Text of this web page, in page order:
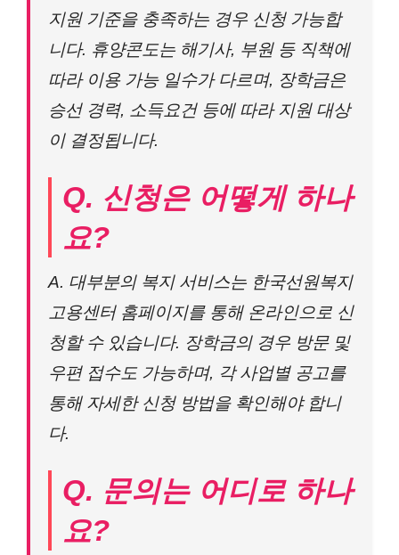
지원 기준을 충족하는 경우 신청 가능합
니다. 휴양콘도는 해기사, 부원 등 직책에
따라 이용 가능 일수가 다르며, 장학금은
승선 경력, 소득요건 등에 따라 지원 대상
이 결정됩니다.
Q. 신청은 어떻게 하나
요?
A. 대부분의 복지 서비스는 한국선원복지
고용센터 홈페이지를 통해 온라인으로 신
청할 수 있습니다. 장학금의 경우 방문 및
우편 접수도 가능하며, 각 사업별 공고를
통해 자세한 신청 방법을 확인해야 합니
다.
Q. 문의는 어디로 하나
요?